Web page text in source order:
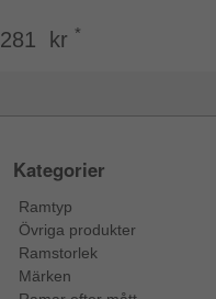
281 kr *
Kategorier
Ramtyp
Övriga produkter
Ramstorlek
Märken